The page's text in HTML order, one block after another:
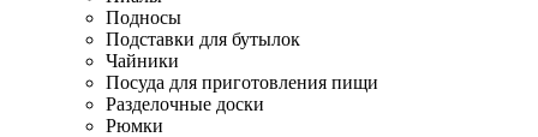
Подносы
Подставки для бутылок
Чайники
Посуда для приготовления пищи
Разделочные доски
Рюмки